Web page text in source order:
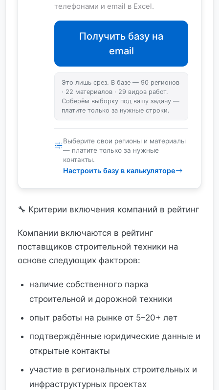
телефонами и email в Excel.
Получить базу на
email
Это лишь срез. В базе — 90 регионов
· 22 материалов · 29 видов работ.
Соберём выборку под вашу задачу —
платите только за нужные строки.
Выберите свои регионы и материалы
— платите только за нужные
контакты.
Настроить базу в калькуляторе
🔧 Критерии включения компаний в рейтинг
Компании включаются в рейтинг
поставщиков строительной техники на
основе следующих факторов:
наличие собственного парка
строительной и дорожной техники
опыт работы на рынке от 5–20+ лет
подтверждённые юридические данные и
открытые контакты
участие в региональных строительных и
инфраструктурных проектах